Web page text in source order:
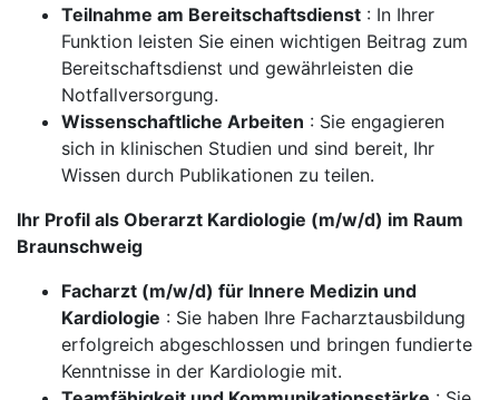
Teilnahme am Bereitschaftsdienst : In Ihrer
Funktion leisten Sie einen wichtigen Beitrag zum
Bereitschaftsdienst und gewährleisten die
Notfallversorgung.
Wissenschaftliche Arbeiten : Sie engagieren
sich in klinischen Studien und sind bereit, Ihr
Wissen durch Publikationen zu teilen.
Ihr Profil als Oberarzt Kardiologie (m/w/d) im Raum
Braunschweig
Facharzt (m/w/d) für Innere Medizin und
Kardiologie : Sie haben Ihre Facharztausbildung
erfolgreich abgeschlossen und bringen fundierte
Kenntnisse in der Kardiologie mit.